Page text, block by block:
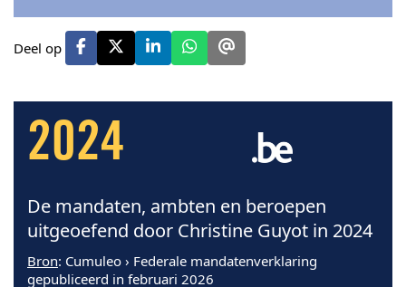
Deel op
2024
De mandaten, ambten en beroepen
uitgeoefend door Christine Guyot in 2024
Bron: Cumuleo › Federale mandatenverklaring
gepubliceerd in februari 2026